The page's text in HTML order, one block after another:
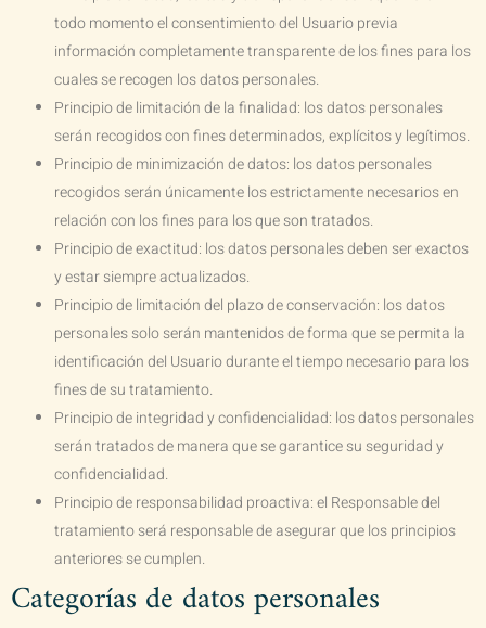
todo momento el consentimiento del Usuario previa
información completamente transparente de los fines para los
cuales se recogen los datos personales.
Principio de limitación de la finalidad: los datos personales
serán recogidos con fines determinados, explícitos y legítimos.
Principio de minimización de datos: los datos personales
recogidos serán únicamente los estrictamente necesarios en
relación con los fines para los que son tratados.
Principio de exactitud: los datos personales deben ser exactos
y estar siempre actualizados.
Principio de limitación del plazo de conservación: los datos
personales solo serán mantenidos de forma que se permita la
identificación del Usuario durante el tiempo necesario para los
fines de su tratamiento.
Principio de integridad y confidencialidad: los datos personales
serán tratados de manera que se garantice su seguridad y
confidencialidad.
Principio de responsabilidad proactiva: el Responsable del
tratamiento será responsable de asegurar que los principios
anteriores se cumplen.
Categorías de datos personales